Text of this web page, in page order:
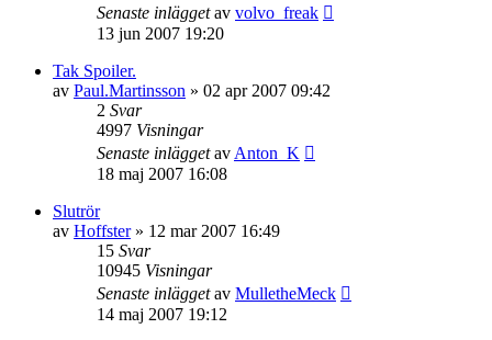
Senaste inläggetav volvo_freak
13 jun 2007 19:20
Tak Spoiler.
av Paul.Martinsson » 02 apr 2007 09:42
2 Svar
4997 Visningar
Senaste inläggetav Anton_K
18 maj 2007 16:08
Slutrör
av Hoffster» 12 mar 2007 16:49
15 Svar
10945 Visningar
Senaste inläggetav MulletheMeck
14 maj 2007 19:12